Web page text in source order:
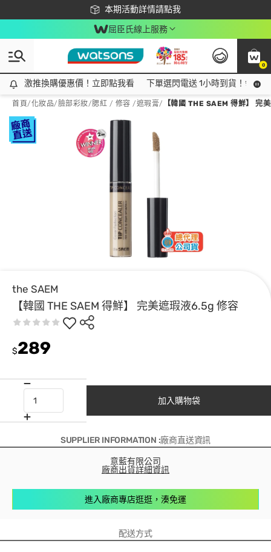
本期活動詳情請點我
下載app最高回饋$350
屈臣氏線上服務
0
激推換購優惠價！立即點我看
激推換購優惠價！立即點我看 下單選閃電送 1小時到貨！領神
首頁/化妝品/臉部彩妝/腮紅 / 修容 /遮瑕膏/ 【韓國 THE SAEM 得鮮】 完
the SAEM
【韓國 THE SAEM 得鮮】 完美遮瑕液6.5g 修容
$289
加入購物袋
SUPPLIER INFORMATION :廠商直送資訊
意藍有限公司
廠商出貨詳細資訊
進入廠商專店逛逛，湊免運
配送方式